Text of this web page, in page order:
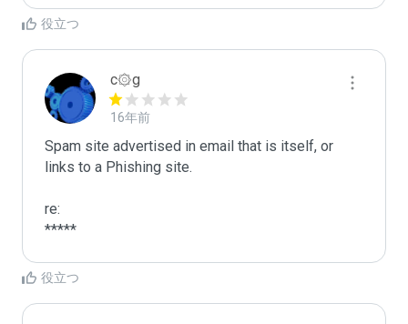
役立つ
c۞g
16年前
Spam site advertised in email that is itself, or
links to a Phishing site.
re:
*****
役立つ